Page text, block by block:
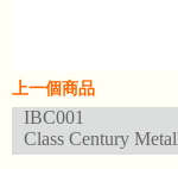
上一個商品
IBC001
Class Century